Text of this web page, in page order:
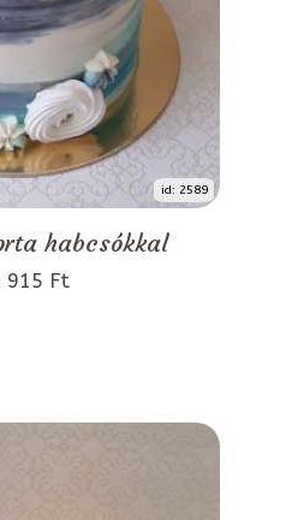
id: 2589
habcsókkal
915 Ft